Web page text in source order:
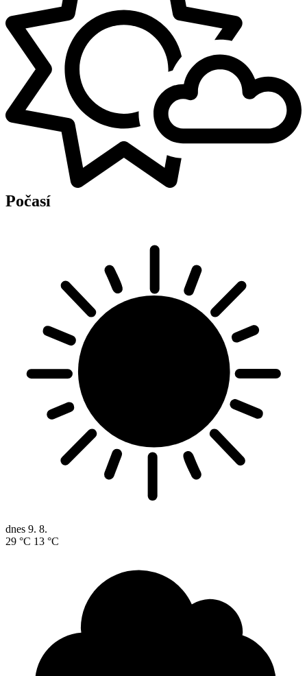
Počasí
dnes 9. 8.
29 °C 13 °C